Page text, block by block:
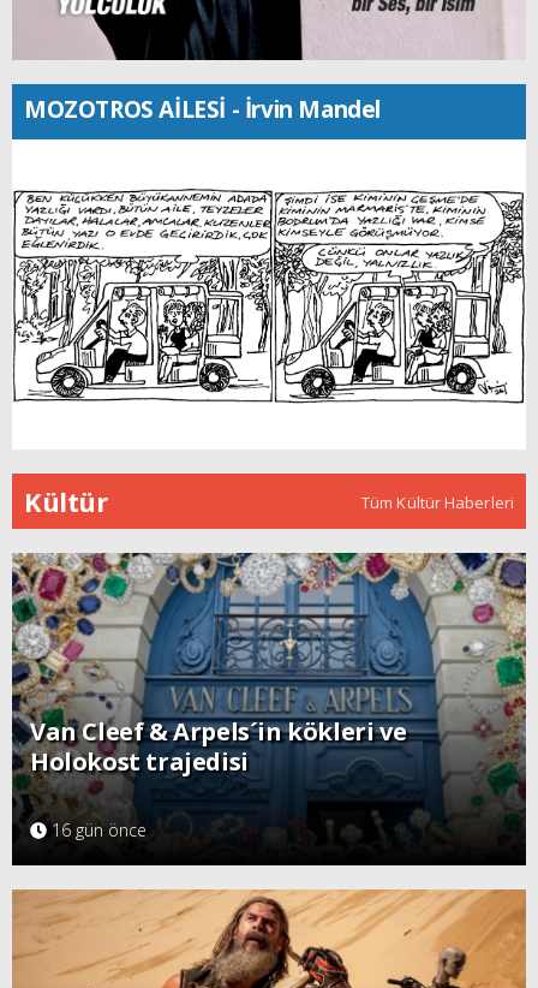
MOZOTROS AİLESİ - İrvin Mandel
Kültür Tüm Kültür Haberleri
Van Cleef & Arpels´in kökleri ve
Holokost trajedisi
16 gün önce